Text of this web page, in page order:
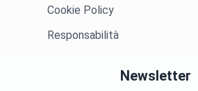
Cookie Policy
Responsabilità
Newsletter